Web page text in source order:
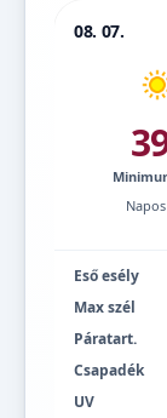
08. 07.
Eső esély
Max szél
Páratart.
Csapadék
UV